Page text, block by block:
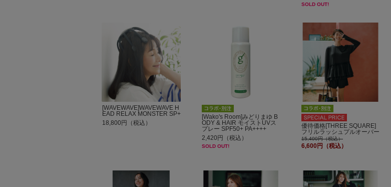
SOLD OUT!
[WAVEWAVE]WAVEWAVE H
EAD RELAX MONSTER SP+
18,800円（税込）
[Wako's Room]みどりまゆ B
ODY & HAIR モイストUVス
プレー SPF50+ PA++++
2,420円（税込）
SOLD OUT!
優待価格[THREE SQUARE]
フリルラッシュプルオーバー
15,400円（税込）
6,600円（税込）